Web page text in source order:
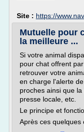
Site : https://
Mutuelle pour
la meilleure ...
Si votre animal
pour chat offrent
retrouver votre
en charge l'alerte
proches ainsi que
presse locale, etc.
Le principe et
Après ces quelques